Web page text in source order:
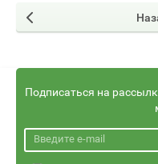
Подписаться на